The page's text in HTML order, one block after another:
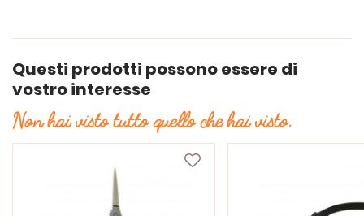
Questi prodotti possono essere di
vostro interesse
Non hai visto tutto quello che hai visto.